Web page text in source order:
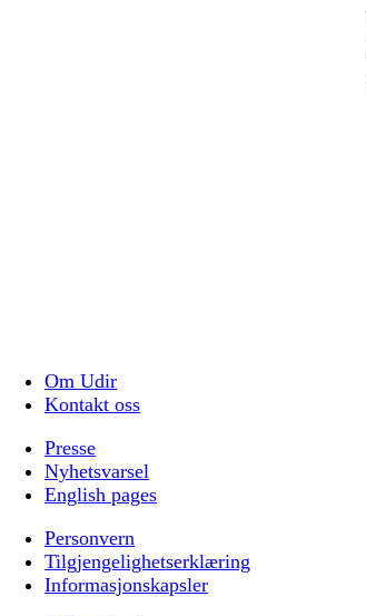
Om Udir
Kontakt oss
Presse
Nyhetsvarsel
English pages
Personvern
Tilgjengelighetserklæring
Informasjonskapsler